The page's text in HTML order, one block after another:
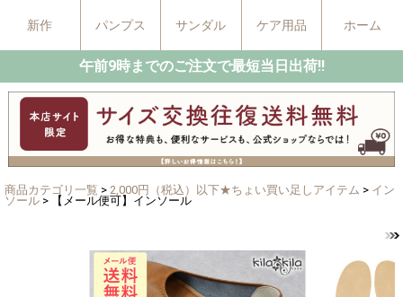
新作 パンプス サンダル ケア用品 ホーム
午前9時までのご注文で最短当日出荷!!
商品カテゴリ一覧 > 2,000円（税込）以下★ちょい買い足しアイテム > イン
ソール > 【メール便可】インソール